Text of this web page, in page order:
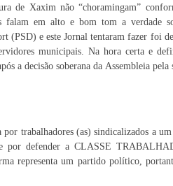
de Xaxim não “choramingam”
falam em alto e bom tom a verdade
e este Jornal tentaram fazer foi
municipais. Na hora certa e
a decisão soberana da Assembleia
trabalhadores (as) sindicalizados a
por defender a CLASSE
representa um partido político,